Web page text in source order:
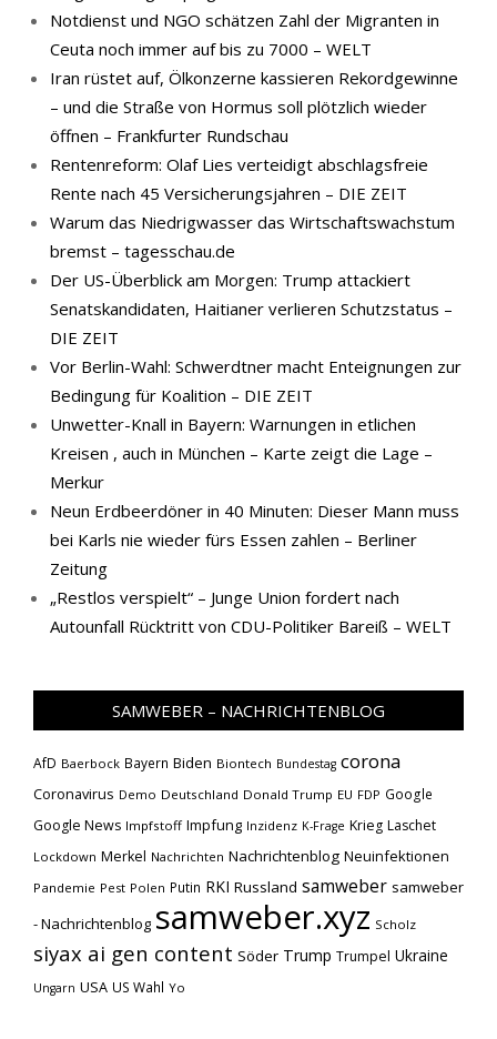
Notdienst und NGO schätzen Zahl der Migranten in
Ceuta noch immer auf bis zu 7000 – WELT
Iran rüstet auf, Ölkonzerne kassieren Rekordgewinne
– und die Straße von Hormus soll plötzlich wieder
öffnen – Frankfurter Rundschau
Rentenreform: Olaf Lies verteidigt abschlagsfreie
Rente nach 45 Versicherungsjahren – DIE ZEIT
Warum das Niedrigwasser das Wirtschaftswachstum
bremst – tagesschau.de
Der US-Überblick am Morgen: Trump attackiert
Senatskandidaten, Haitianer verlieren Schutzstatus –
DIE ZEIT
Vor Berlin-Wahl: Schwerdtner macht Enteignungen zur
Bedingung für Koalition – DIE ZEIT
Unwetter-Knall in Bayern: Warnungen in etlichen
Kreisen , auch in München – Karte zeigt die Lage –
Merkur
Neun Erdbeerdöner in 40 Minuten: Dieser Mann muss
bei Karls nie wieder fürs Essen zahlen – Berliner
Zeitung
„Restlos verspielt“ – Junge Union fordert nach
Autounfall Rücktritt von CDU-Politiker Bareiß – WELT
SAMWEBER – NACHRICHTENBLOG
AfD Baerbock Bayern Biden Biontech Bundestag corona
Coronavirus Demo Deutschland Donald Trump EU FDP Google
Google News Impfstoff Impfung Inzidenz K-Frage Krieg Laschet
Lockdown Merkel Nachrichten Nachrichtenblog Neuinfektionen
Pandemie Pest Polen Putin RKI Russland samweber samweber
- Nachrichtenblog samweber.xyz Scholz
siyax ai gen content Söder Trump Trumpel Ukraine
Ungarn USA US Wahl Yo